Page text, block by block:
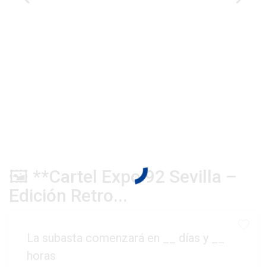
🖼️ **Cartel Expo 92 Sevilla –
Edición Retro...
La subasta comenzará en días y
horas